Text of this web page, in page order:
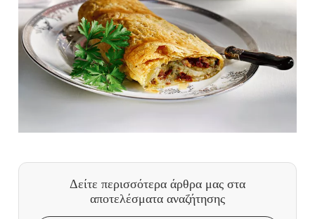
Δείτε περισσότερα άρθρα μας στα
αποτελέσματα αναζήτησης